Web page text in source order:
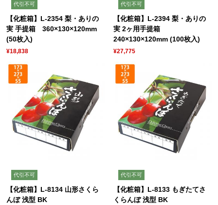
代引不可
【化粧箱】L-2354 梨・ありの
実 手提箱 360×130×120mm
(50枚入)
¥18,838
代引不可
【化粧箱】L-2394 梨・ありの
実 2ヶ用手提箱
240×130×120mm (100枚入)
¥27,775
代引不可
【化粧箱】L-8134 山形さくら
んぼ 浅型 BK
代引不可
【化粧箱】L-8133 もぎたてさ
くらんぼ 浅型 BK